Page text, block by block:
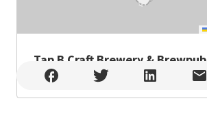
Tap B Craft Brewery & Brewpub
Tap B Craft Brewery & Brewpub , Split